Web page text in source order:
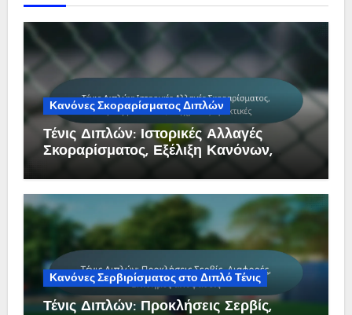
Κανόνες Σκοραρίσματος Διπλών
Τένις Διπλών: Ιστορικές Αλλαγές
Σκοραρίσματος, Εξέλιξη Κανόνων,
Σύγχρονες Πρακτικές
Κανόνες Σερβιρίσματος στο Διπλό Τένις
Τένις Διπλών: Προκλήσεις Σερβίς,